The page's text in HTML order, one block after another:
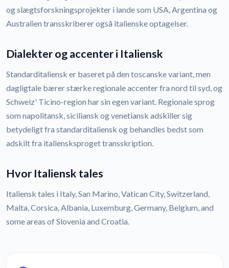
og slægtsforskningsprojekter i lande som USA, Argentina og
Australien transskriberer også italienske optagelser.
Dialekter og accenter i Italiensk
Standarditaliensk er baseret på den toscanske variant, men
dagligtale bærer stærke regionale accenter fra nord til syd, og
Schweiz' Ticino-region har sin egen variant. Regionale sprog
som napolitansk, siciliansk og venetiansk adskiller sig
betydeligt fra standarditaliensk og behandles bedst som
adskilt fra italiensksproget transskription.
Hvor Italiensk tales
Italiensk tales i Italy, San Marino, Vatican City, Switzerland,
Malta, Corsica, Albania, Luxemburg, Germany, Belgium, and
some areas of Slovenia and Croatia.